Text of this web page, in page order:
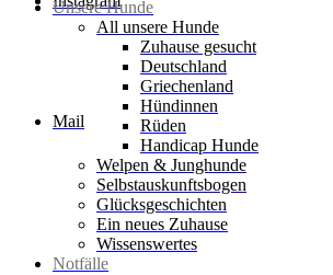
Mail
Unsere Hunde
All unsere Hunde
Zuhause gesucht
Deutschland
Griechenland
Hündinnen
Rüden
Handicap Hunde
Welpen & Junghunde
Selbstauskunftsbogen
Glücksgeschichten
Ein neues Zuhause
Wissenswertes
Notfälle